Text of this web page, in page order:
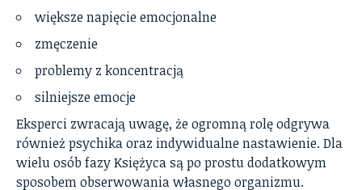
większe napięcie emocjonalne
zmęczenie
problemy z koncentracją
silniejsze emocje
Eksperci zwracają uwagę, że ogromną rolę odgrywa
również psychika oraz indywidualne nastawienie. Dla
wielu osób fazy Księżyca są po prostu dodatkowym
sposobem obserwowania własnego organizmu.